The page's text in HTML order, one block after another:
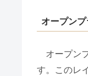
オープン
オープン
す。このレ